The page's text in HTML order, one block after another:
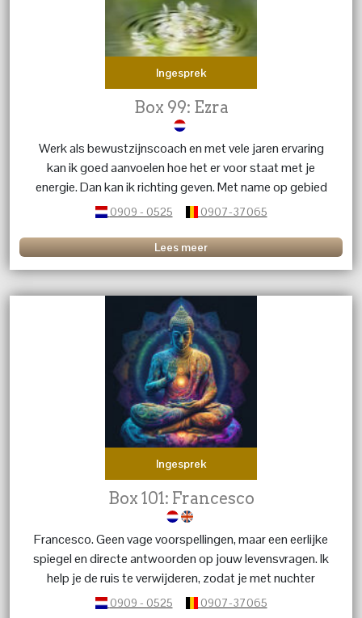
Ingesprek
Box 99: Ezra
Werk als bewustzijnscoach en met vele jaren ervaring
kan ik goed aanvoelen hoe het er voor staat met je
energie. Dan kan ik richting geven. Met name op gebied
van liefdesrelaties.
0909 - 0525 0907-37065
Lees meer
Ingesprek
Box 101: Francesco
Francesco. Geen vage voorspellingen, maar een eerlijke
spiegel en directe antwoorden op jouw levensvragen. Ik
help je de ruis te verwijderen, zodat je met nuchter
inzicht weer de regie pakt
0909 - 0525 0907-37065